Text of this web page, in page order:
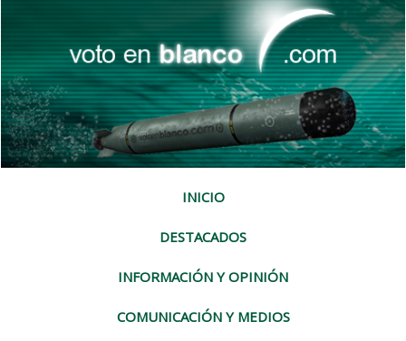
INICIO
DESTACADOS
INFORMACIÓN Y OPINIÓN
COMUNICACIÓN Y MEDIOS